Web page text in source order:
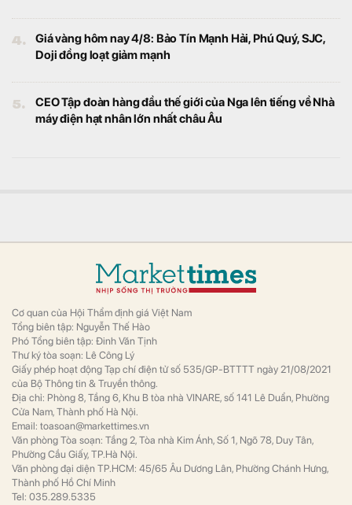
4.
Giá vàng hôm nay 4/8: Bảo Tín Mạnh Hải, Phú Quý, SJC,
Doji đồng loạt giảm mạnh
5.
CEO Tập đoàn hàng đầu thế giới của Nga lên tiếng về Nhà
máy điện hạt nhân lớn nhất châu Âu
Cơ quan của Hội Thẩm định giá Việt Nam
Tổng biên tập: Nguyễn Thế Hào
Phó Tổng biên tập: Đinh Văn Tịnh
Thư ký tòa soạn: Lê Công Lý
Giấy phép hoạt động Tạp chí điện tử số 535/GP-BTTTT ngày 21/08/2021
của Bộ Thông tin & Truyền thông.
Địa chỉ: Phòng 8, Tầng 6, Khu B tòa nhà VINARE, số 141 Lê Duẩn, Phường
Cửa Nam, Thành phố Hà Nội.
Email: toasoan@markettimes.vn
Văn phòng Tòa soạn: Tầng 2, Tòa nhà Kim Ánh, Số 1, Ngõ 78, Duy Tân,
Phường Cầu Giấy, TP.Hà Nội.
Văn phòng đại diện TP.HCM: 45/65 Âu Dương Lân, Phường Chánh Hưng,
Thành phố Hồ Chí Minh
Tel: 035.289.5335